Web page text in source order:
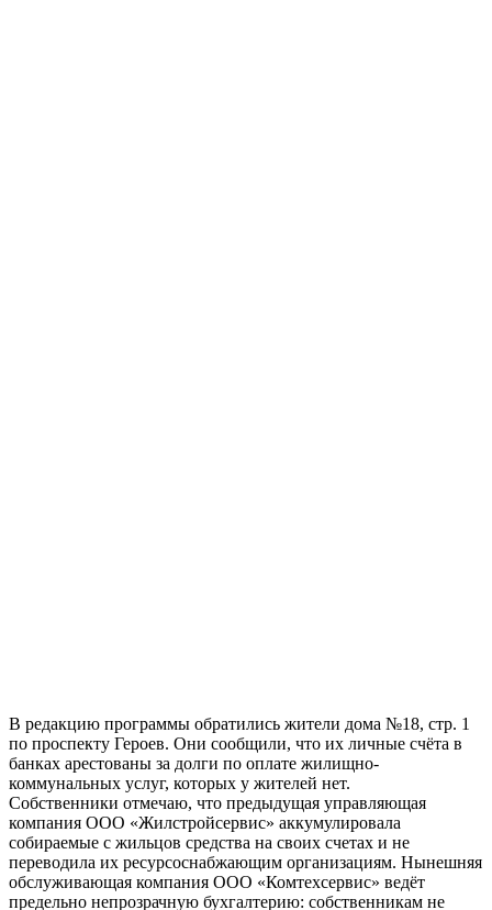
В редакцию программы обратились жители дома №18, стр. 1
по проспекту Героев. Они сообщили, что их личные счёта в
банках арестованы за долги по оплате жилищно-
коммунальных услуг, которых у жителей нет.
Собственники отмечаю, что предыдущая управляющая
компания ООО «Жилстройсервис» аккумулировала
собираемые с жильцов средства на своих счетах и не
переводила их ресурсоснабжающим организациям. Нынешняя
обслуживающая компания ООО «Комтехсервис» ведёт
предельно непрозрачную бухгалтерию: собственникам не